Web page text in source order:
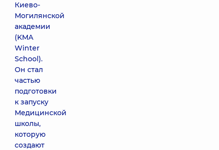
Киево-
Могилянской
академии
(KMA
Winter
School).
Он стал
частью
подготовки
к запуску
Медицинской
школы,
которую
создают